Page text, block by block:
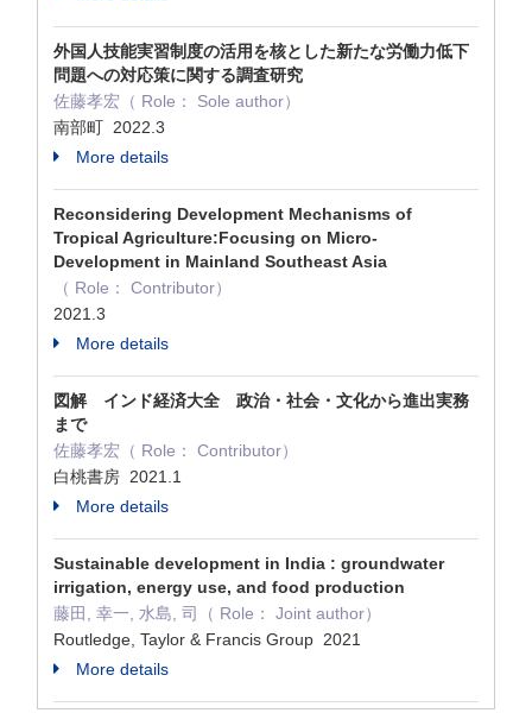
外国人技能実習制度の活用を核とした新たな労働力低下
問題への対応策に関する調査研究
佐藤孝宏（ Role： Sole author）
南部町 2022.3
More details
Reconsidering Development Mechanisms of
Tropical Agriculture:Focusing on Micro-
Development in Mainland Southeast Asia
（ Role： Contributor）
2021.3
More details
図解 インド経済大全 政治・社会・文化から進出実務
まで
佐藤孝宏（ Role： Contributor）
白桃書房 2021.1
More details
Sustainable development in India : groundwater
irrigation, energy use, and food production
藤田, 幸一, 水島, 司（ Role： Joint author）
Routledge, Taylor & Francis Group 2021
More details